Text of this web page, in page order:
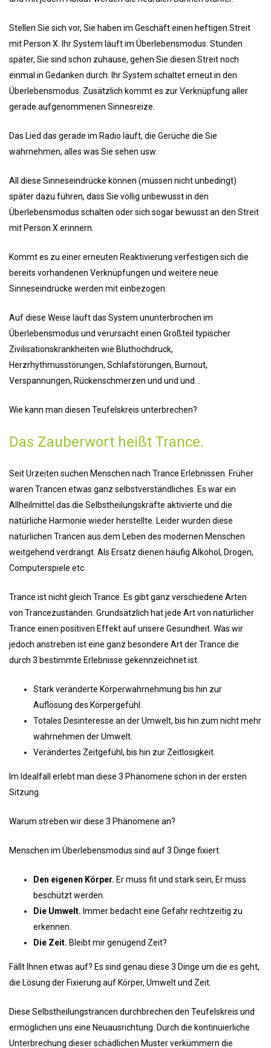
Stellen Sie sich vor, Sie haben im Geschäft einen heftigen Streit
mit Person X. Ihr System läuft im Überlebensmodus. Stunden
später, Sie sind schon zuhause, gehen Sie diesen Streit noch
einmal in Gedanken durch. Ihr System schaltet erneut in den
Überlebensmodus. Zusätzlich kommt es zur Verknüpfung aller
gerade aufgenommenen Sinnesreize.
Das Lied das gerade im Radio läuft, die Gerüche die Sie
wahrnehmen, alles was Sie sehen usw.
All diese Sinneseindrücke können (müssen nicht unbedingt)
später dazu führen, dass Sie völlig unbewusst in den
Überlebensmodus schalten oder sich sogar bewusst an den Streit
mit Person X erinnern.
Kommt es zu einer erneuten Reaktivierung verfestigen sich die
bereits vorhandenen Verknüpfungen und weitere neue
Sinneseindrücke werden mit einbezogen.
Auf diese Weise läuft das System ununterbrochen im
Überlebensmodus und verursacht einen Großteil typischer
Zivilisationskrankheiten wie Bluthochdruck,
Herzrhythmusstörungen, Schlafstörungen, Burnout,
Verspannungen, Rückenschmerzen und und und…
Wie kann man diesen Teufelskreis unterbrechen?
Das Zauberwort heißt Trance.
Seit Urzeiten suchen Menschen nach Trance Erlebnissen. Früher
waren Trancen etwas ganz selbstverständliches. Es war ein
Allheilmittel das die Selbstheilungskräfte aktivierte und die
natürliche Harmonie wieder herstellte. Leider wurden diese
natürlichen Trancen aus dem Leben des modernen Menschen
weitgehend verdrängt. Als Ersatz dienen häufig Alkohol, Drogen,
Computerspiele etc.
Trance ist nicht gleich Trance. Es gibt ganz verschiedene Arten
von Trancezuständen. Grundsätzlich hat jede Art von natürlicher
Trance einen positiven Effekt auf unsere Gesundheit. Was wir
jedoch anstreben ist eine ganz besondere Art der Trance die
durch 3 bestimmte Erlebnisse gekennzeichnet ist.
Stark veränderte Körperwahrnehmung bis hin zur
Auflösung des Körpergefühl.
Totales Desinteresse an der Umwelt, bis hin zum nicht mehr
wahrnehmen der Umwelt.
Verändertes Zeitgefühl, bis hin zur Zeitlosigkeit.
Im Idealfall erlebt man diese 3 Phänomene schon in der ersten
Sitzung.
Warum streben wir diese 3 Phänomene an?
Menschen im Überlebensmodus sind auf 3 Dinge fixiert.
Den eigenen Körper. Er muss fit und stark sein, Er muss
beschützt werden.
Die Umwelt. Immer bedacht eine Gefahr rechtzeitig zu
erkennen.
Die Zeit. Bleibt mir genügend Zeit?
Fällt Ihnen etwas auf? Es sind genau diese 3 Dinge um die es geht,
die Lösung der Fixierung auf Körper, Umwelt und Zeit.
Diese Selbstheilungstrancen durchbrechen den Teufelskreis und
ermöglichen uns eine Neuausrichtung. Durch die kontinuierliche
Unterbrechung dieser schädlichen Muster verkümmern die